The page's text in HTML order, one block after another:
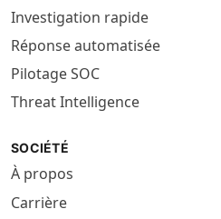
Investigation rapide
Réponse automatisée
Pilotage SOC
Threat Intelligence
SOCIÉTÉ
À propos
Carrière